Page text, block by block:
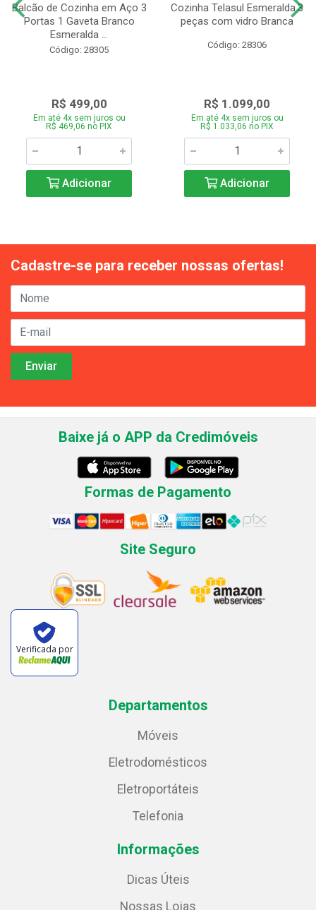
Balcão de Cozinha em Aço 3
Portas 1 Gaveta Branco
Esmeralda ...
Código: 28305
R$ 499,00
Em até 4x sem juros ou
R$ 469,06 no PIX
Adicionar
Cozinha Telasul Esmeralda.3
peças com vidro Branca
Código: 28306
R$ 1.099,00
Em até 4x sem juros ou
R$ 1.033,06 no PIX
Adicionar
Cadastre-se para receber nossas ofertas!
Baixe já o APP da Credimóveis
Formas de Pagamento
Site Seguro
Verificada por
Departamentos
Móveis
Eletrodomésticos
Eletroportáteis
Telefonia
Informações
Dicas Úteis
Nossas Lojas